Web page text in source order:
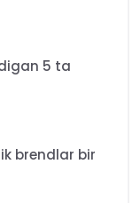
5 ta
brendlar bir